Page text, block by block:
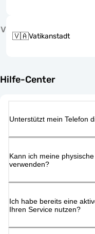
V
🇻🇦Vatikanstadt
Hilfe-Center
Unterstützt mein Telefon
Kann ich meine
verwenden?
Ich habe bereits eine
Ihren Service nutzen?